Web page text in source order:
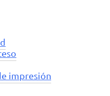
impresión